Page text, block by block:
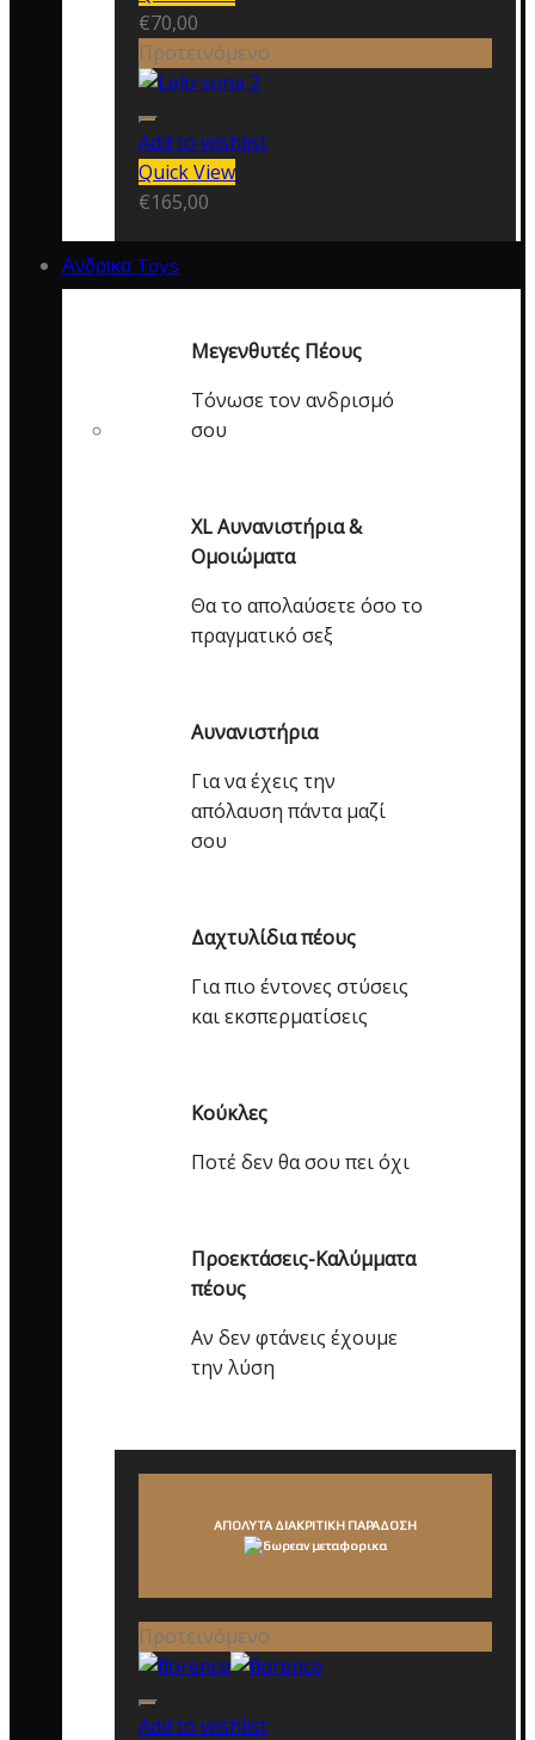
€70,00
Προτεινόμενο
Add to wishlist
Quick View
€165,00
Ανδρικα Toys
Μεγενθυτές Πέους
Τόνωσε τον ανδρισμό
σου
XL Αυνανιστήρια &
Ομοιώματα
Θα το απολαύσετε όσο το
πραγματικό σεξ
Αυνανιστήρια
Για να έχεις την
απόλαυση πάντα μαζί
σου
Δαχτυλίδια πέους
Για πιο έντονες στύσεις
και εκσπερματίσεις
Κούκλες
Ποτέ δεν θα σου πει όχι
Προεκτάσεις-Καλύμματα
πέους
Αν δεν φτάνεις έχουμε
την λύση
ΑΠΟΛΥΤΑ ΔΙΑΚΡΙΤΙΚΗ ΠΑΡΑΔΟΣΗ
Προτεινόμενο
Add to wishlist